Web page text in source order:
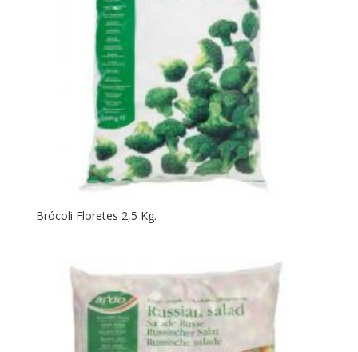
Brócoli Floretes 2,5 Kg.